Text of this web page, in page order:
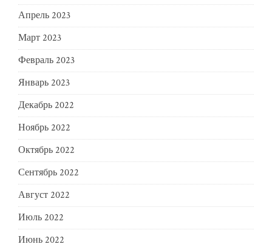
Апрель 2023
Март 2023
Февраль 2023
Январь 2023
Декабрь 2022
Ноябрь 2022
Октябрь 2022
Сентябрь 2022
Август 2022
Июль 2022
Июнь 2022